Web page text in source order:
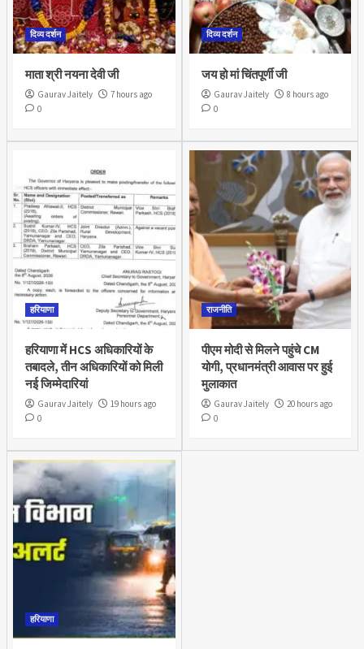
दिव्य दर्शन
माता श्री नयना देवी जी
Gaurav Jaitely
7 hours ago
0
दिव्य दर्शन
जय हो मां चिंतपूर्णी जी
Gaurav Jaitely
8 hours ago
0
हरियाणा
हरियाणा में HCS अधिकारियों के
तबादले, तीन अधिकारियों को मिली
नई जिम्मेदारियां
Gaurav Jaitely
19 hours ago
0
राजनीति
पीएम मोदी से मिलने पहुंचे CM
योगी, प्रधानमंत्री आवास पर हुई
मुलाकात
Gaurav Jaitely
20 hours ago
0
हरियाणा